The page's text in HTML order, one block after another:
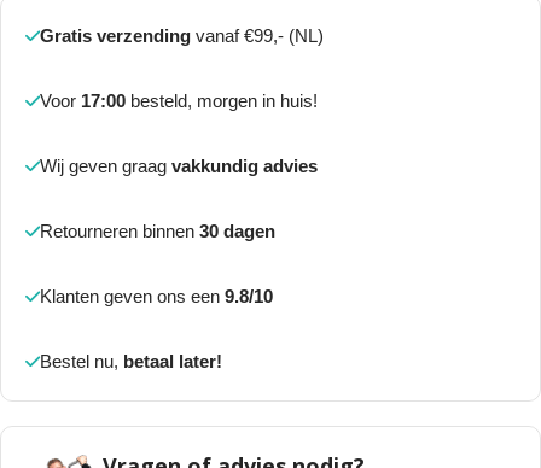
Gratis verzending vanaf €99,- (NL)
Voor 17:00 besteld, morgen in huis!
Wij geven graag vakkundig advies
Retourneren binnen 30 dagen
Klanten geven ons een 9.8/10
Bestel nu, betaal later!